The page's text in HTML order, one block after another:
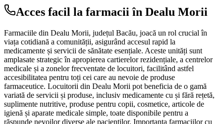
Acces facil la farmacii în Dealu Morii
Farmaciile din Dealu Morii, județul Bacău, joacă un rol crucial în
viața cotidiană a comunității, asigurând accesul rapid la
medicamente și servicii de sănătate esențiale. Aceste unități sunt
amplasate strategic în apropierea cartierelor rezidențiale, a centrelor
medicale și a zonelor frecventate de locuitori, facilitând astfel
accesibilitatea pentru toți cei care au nevoie de produse
farmaceutice. Locuitorii din Dealu Morii pot beneficia de o gamă
variată de servicii și produse, inclusiv medicamente cu și fără rețetă,
suplimente nutritive, produse pentru copii, cosmetice, articole de
igienă și aparate medicale simple, toate disponibile pentru a
răspunde nevoilor diverse ale pacienților. Importanța farmaciilor cu